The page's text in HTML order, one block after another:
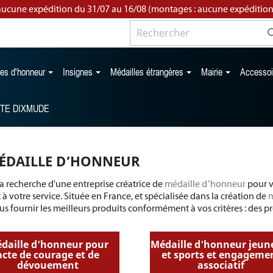
expédition du 31/07 au 16/08 (montages : aucune
d'honneur Insignes Médailles étrangères Mairie
DIXMUDE
D’HONNEUR
recherche d'une entreprise créatrice de médaille d’honneurpour
à votre service. Située en France, et spécialisée dans la création de
fournir les meilleurs produits conformément à vos critères : des
d'honneur pour
de courage et de
dévouement
Médaille d'honneur
et sports et
associatif